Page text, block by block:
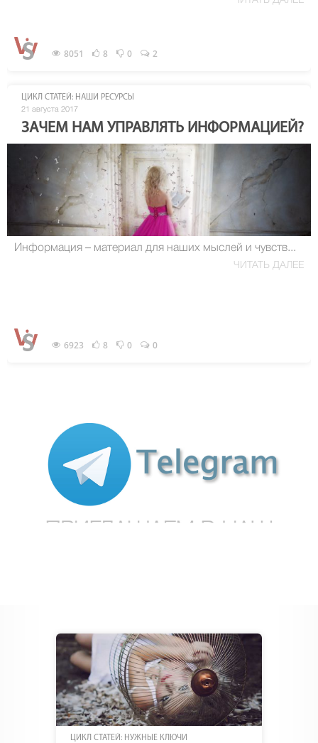
8051 8 0 2
ЦИКЛ СТАТЕЙ: НАШИ РЕСУРСЫ
21 августа 2017
ЗАЧЕМ НАМ УПРАВЛЯТЬ ИНФОРМАЦИЕЙ?
Информация – материал для наших мыслей и чувств...
ЧИТАТЬ ДАЛЕЕ
6923 8 0 0
ЦИКЛ СТАТЕЙ: НУЖНЫЕ КЛЮЧИ